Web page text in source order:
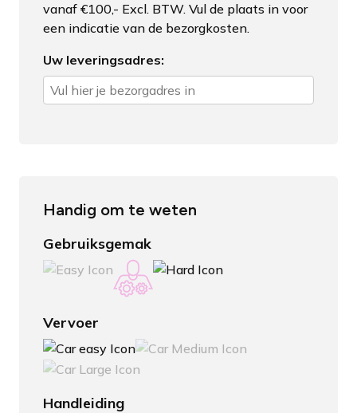
vanaf €100,- Excl. BTW. Vul de plaats in voor
een indicatie van de bezorgkosten.
Uw leveringsadres:
Handig om te weten
Gebruiksgemak
Vervoer
Handleiding